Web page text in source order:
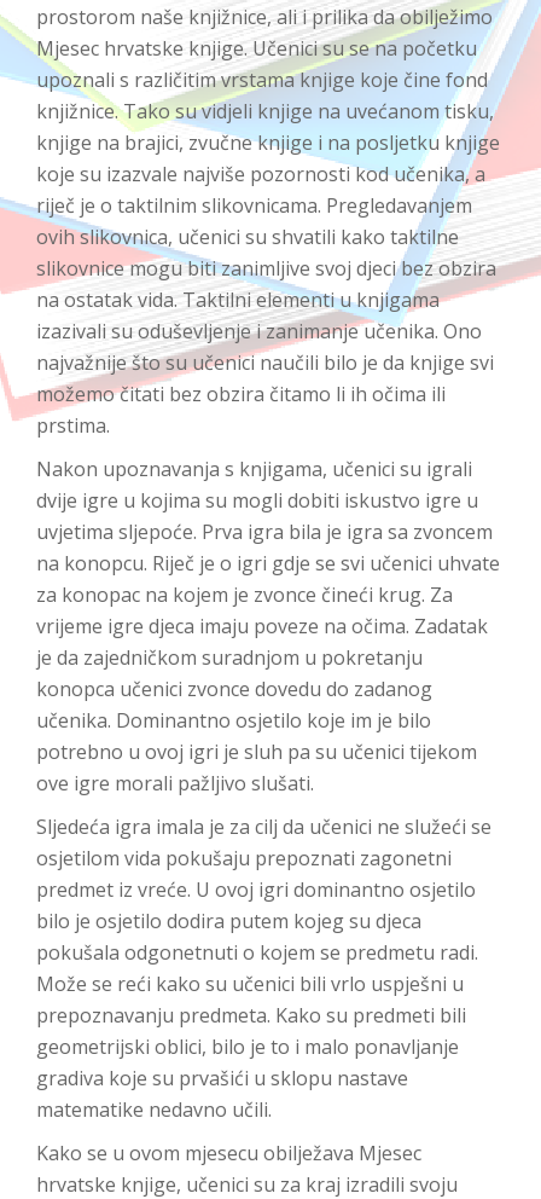
prostorom naše knjižnice, ali i prilika da obilježimo
Mjesec hrvatske knjige. Učenici su se na početku
upoznali s različitim vrstama knjige koje čine fond
knjižnice. Tako su vidjeli knjige na uvećanom tisku,
knjige na brajici, zvučne knjige i na posljetku knjige
koje su izazvale najviše pozornosti kod učenika, a
riječ je o taktilnim slikovnicama. Pregledavanjem
ovih slikovnica, učenici su shvatili kako taktilne
slikovnice mogu biti zanimljive svoj djeci bez obzira
na ostatak vida. Taktilni elementi u knjigama
izazivali su oduševljenje i zanimanje učenika. Ono
najvažnije što su učenici naučili bilo je da knjige svi
možemo čitati bez obzira čitamo li ih očima ili
prstima.
Nakon upoznavanja s knjigama, učenici su igrali
dvije igre u kojima su mogli dobiti iskustvo igre u
uvjetima sljepoće. Prva igra bila je igra sa zvoncem
na konopcu. Riječ je o igri gdje se svi učenici uhvate
za konopac na kojem je zvonce čineći krug. Za
vrijeme igre djeca imaju poveze na očima. Zadatak
je da zajedničkom suradnjom u pokretanju
konopca učenici zvonce dovedu do zadanog
učenika. Dominantno osjetilo koje im je bilo
potrebno u ovoj igri je sluh pa su učenici tijekom
ove igre morali pažljivo slušati.
Sljedeća igra imala je za cilj da učenici ne služeći se
osjetilom vida pokušaju prepoznati zagonetni
predmet iz vreće. U ovoj igri dominantno osjetilo
bilo je osjetilo dodira putem kojeg su djeca
pokušala odgonetnuti o kojem se predmetu radi.
Može se reći kako su učenici bili vrlo uspješni u
prepoznavanju predmeta. Kako su predmeti bili
geometrijski oblici, bilo je to i malo ponavljanje
gradiva koje su prvašići u sklopu nastave
matematike nedavno učili.
Kako se u ovom mjesecu obilježava Mjesec
hrvatske knjige, učenici su za kraj izradili svoju